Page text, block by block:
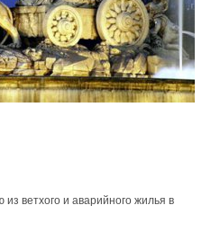
ветхого и аварийного жилья в